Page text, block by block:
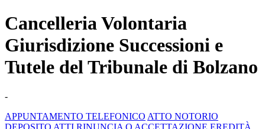
Cancelleria Volontaria
Giurisdizione Successioni e
Tutele del Tribunale di Bolzano
-
APPUNTAMENTO TELEFONICO ATTO NOTORIO
DEPOSITO ATTI RINUNCIA O ACCETTAZIONE EREDITÀ